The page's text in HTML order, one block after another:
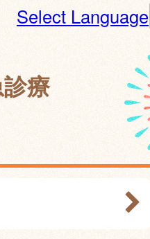
Select Language
療